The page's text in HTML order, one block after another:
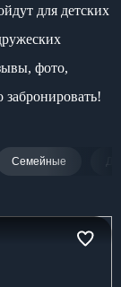
для детских
фото,
забронировать!
Семейные